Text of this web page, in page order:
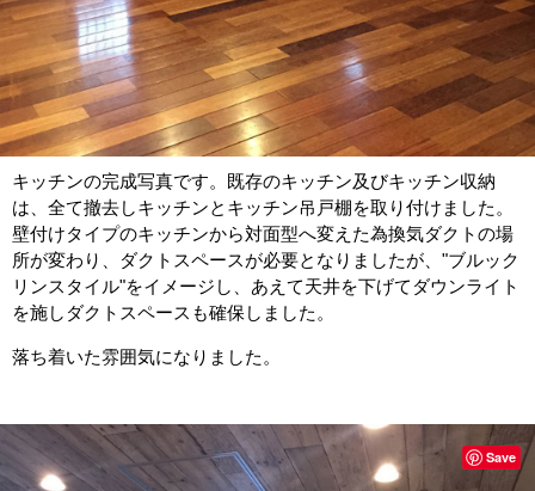
キッチンの完成写真です。既存のキッチン及びキッチン収納
は、全て撤去しキッチンとキッチン吊戸棚を取り付けました。
壁付けタイプのキッチンから対面型へ変えた為換気ダクトの場
所が変わり、ダクトスペースが必要となりましたが、"ブルック
リンスタイル"をイメージし、あえて天井を下げてダウンライト
を施しダクトスペースも確保しました。
落ち着いた雰囲気になりました。
Save